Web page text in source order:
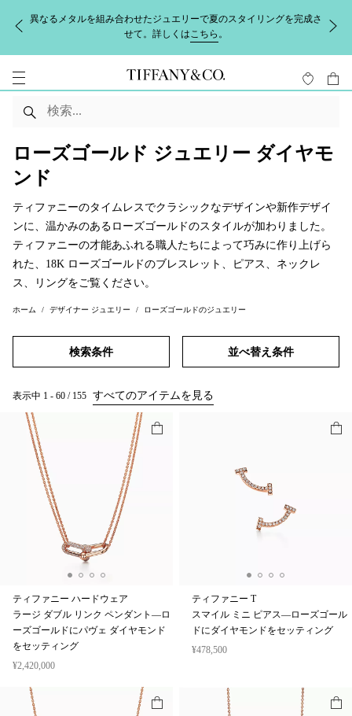
異なるメタルを組み合わせたジュエリーで夏のスタイリングを完成さ
せて。詳しくはこちら 。
ローズゴールド ジュエリー ダイヤモ
ンド
ティファニーのタイムレスでクラシックなデザインや新作デザイ
ンに、温かみのあるローズゴールドのスタイルが加わりました。
ティファニーの才能あふれる職人たちによって巧みに作り上げら
れた、18K ローズゴールドのブレスレット、ピアス、ネックレ
ス、リングをご覧ください。
ホーム デザイナー ジュエリー ローズゴールドのジュエリー
検索条件 並べ替え条件
表示中 1 - 60 / 155 すべてのアイテムを見る
ティファニー ハードウェア
ラージ ダブル リンク ペンダント—ロ
ーズゴールドにパヴェ ダイヤモンド
をセッティング
¥2,420,000
ティファニー T
スマイル ミニ ピアス—ローズゴール
ドにダイヤモンドをセッティング
¥478,500